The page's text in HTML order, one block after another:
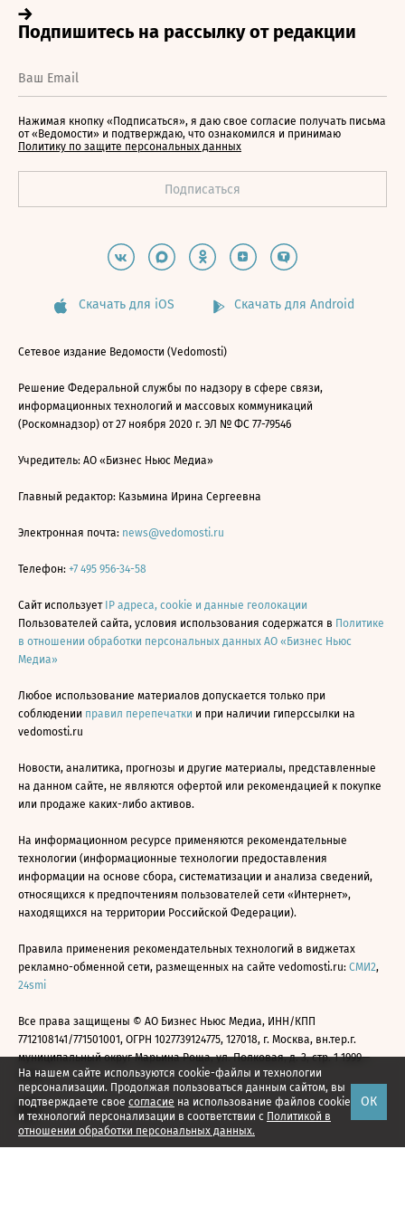
На нашем сайте используются cookie-файлы и технологии
персонализации. Продолжая пользоваться данным сайтом, вы
подтверждаете свое согласие на использование файлов cookie
и технологий персонализации в соответствии с Политикой в
отношении обработки персональных данных.
ОК
Нажимая кнопку «Подписаться», я даю свое согласие получать письма
от «Ведомости» и подтверждаю, что ознакомился и принимаю
Политику по защите персональных данных
Скачать для iOS Скачать для Android
Сетевое издание Ведомости (Vedomosti)
Решение Федеральной службы по надзору в сфере связи,
информационных технологий и массовых коммуникаций
(Роскомнадзор) от 27 ноября 2020 г. ЭЛ № ФС 77-79546
Учредитель: АО «Бизнес Ньюс Медиа»
Главный редактор: Казьмина Ирина Сергеевна
Электронная почта: news@vedomosti.ru
Телефон: +7 495 956-34-58
Сайт использует IP адреса, cookie и данные геолокации
Пользователей сайта, условия использования содержатся в Политике
в отношении обработки персональных данных АО «Бизнес Ньюс
Медиа»
Любое использование материалов допускается только при
соблюдении правил перепечатки и при наличии гиперссылки на
vedomosti.ru
Новости, аналитика, прогнозы и другие материалы, представленные
на данном сайте, не являются офертой или рекомендацией к покупке
или продаже каких-либо активов.
На информационном ресурсе применяются рекомендательные
технологии (информационные технологии предоставления
информации на основе сбора, систематизации и анализа сведений,
относящихся к предпочтениям пользователей сети «Интернет»,
находящихся на территории Российской Федерации).
Правила применения рекомендательных технологий в виджетах
рекламно-обменной сети, размещенных на сайте vedomosti.ru: СМИ2,
24smi
Все права защищены © АО Бизнес Ньюс Медиа, ИНН/КПП
7712108141/771501001, ОГРН 1027739124775, 127018, г. Москва, вн.тер.г.
муниципальный округ Марьина Роща, ул. Полковая, д. 3, стр. 1 1999—
2026